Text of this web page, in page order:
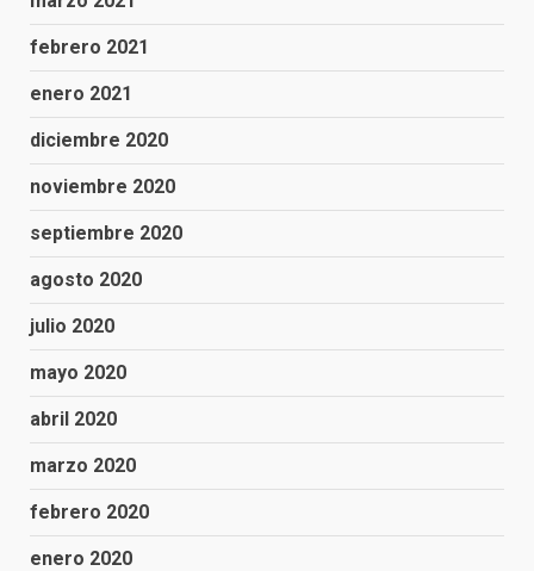
febrero 2021
enero 2021
diciembre 2020
noviembre 2020
septiembre 2020
agosto 2020
julio 2020
mayo 2020
abril 2020
marzo 2020
febrero 2020
enero 2020